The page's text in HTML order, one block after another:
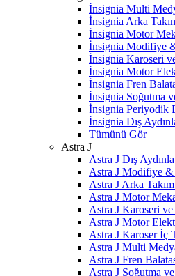
İnsignia Multi
İnsignia Arka
İnsignia Motor
İnsignia Modifiye
İnsignia Karoseri
İnsignia Motor
İnsignia Fren
İnsignia Soğutma
İnsignia Periyodik
İnsignia Dış
Tümünü Gör
Astra J
Astra J Dış
Astra J Modifiye
Astra J Arka
Astra J Motor
Astra J Karoseri
Astra J Motor
Astra J Karoser İç
Astra J Multi
Astra J Fren
Astra J Soğutma